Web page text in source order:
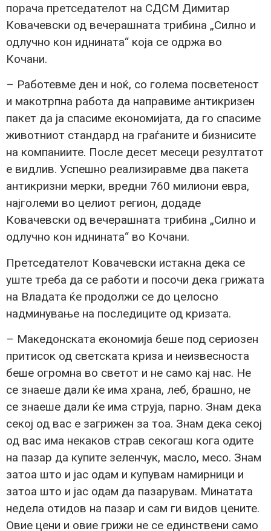
порача претседателот на СДСМ Димитар
Ковачевски од вечерашната трибина „Силно и
одлучно кон иднината“ која се одржа во
Кочани.
– Работевме ден и ноќ, со голема посветеност
и макотрпна работа да направиме антикризен
пакет да ја спасиме економијата, да го спасиме
животниот стандард на граѓаните и бизнисите
на компаниите. После десет месеци резултатот
е видлив. Успешно реализиравме два пакета
антикризни мерки, вредни 760 милиони евра,
најголеми во целиот регион, додаде
Ковачевски од вечерашната трибина „Силно и
одлучно кон иднината“ во Кочани.
Претседателот Ковачевски истакна дека се
уште треба да се работи и посочи дека грижата
на Владата ќе продолжи се до целосно
надминување на последиците од кризата.
– Македонската економија беше под сериозен
притисок од светската криза и неизвесноста
беше огромна во светот и не само кај нас. Не
се знаеше дали ќе има храна, леб, брашно, не
се знаеше дали ќе има струја, парно. Знам дека
секој од вас е загрижен за тоа. Знам дека секој
од вас има некаков страв секогаш кога одите
на пазар да купите зеленчук, масло, месо. Знам
затоа што и јас одам и купувам намирници и
затоа што и јас одам да пазарувам. Минатата
недела отидов на пазар и сам ги видов цените.
Овие цени и овие грижи не се единствени само